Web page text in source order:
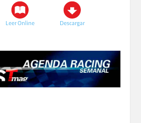
Leer Online Descargar